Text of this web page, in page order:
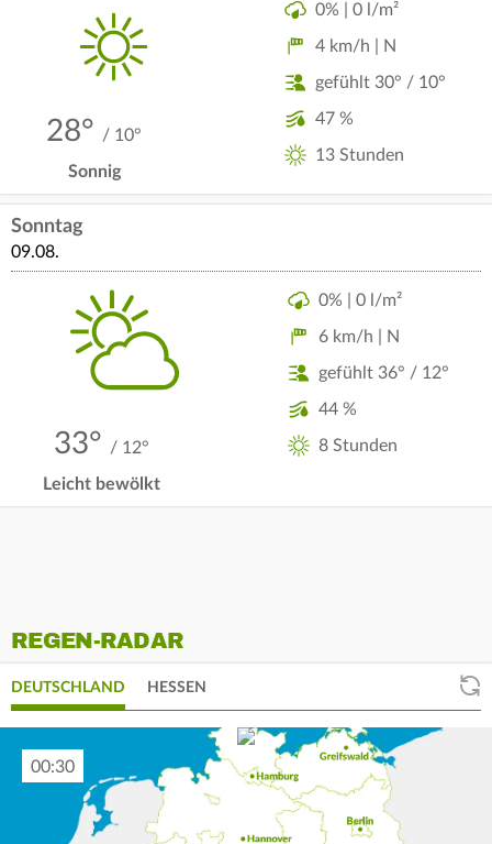
28° / 10°
Sonnig
0% | 0 l/m²
4 km/h | N
gefühlt 30° / 10°
47 %
13 Stunden
Sonntag
09.08.
33° / 12°
Leicht bewölkt
0% | 0 l/m²
6 km/h | N
gefühlt 36° / 12°
44 %
8 Stunden
REGEN-RADAR
DEUTSCHLAND HESSEN
00:40